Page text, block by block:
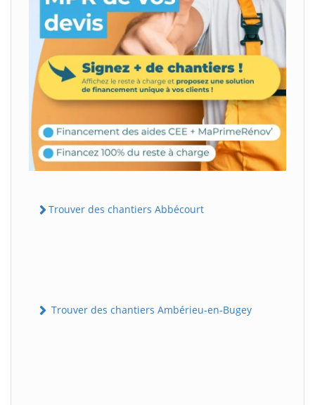
Trouver des chantiers Abbécourt
Trouver des chantiers Ambérieu-en-Bugey